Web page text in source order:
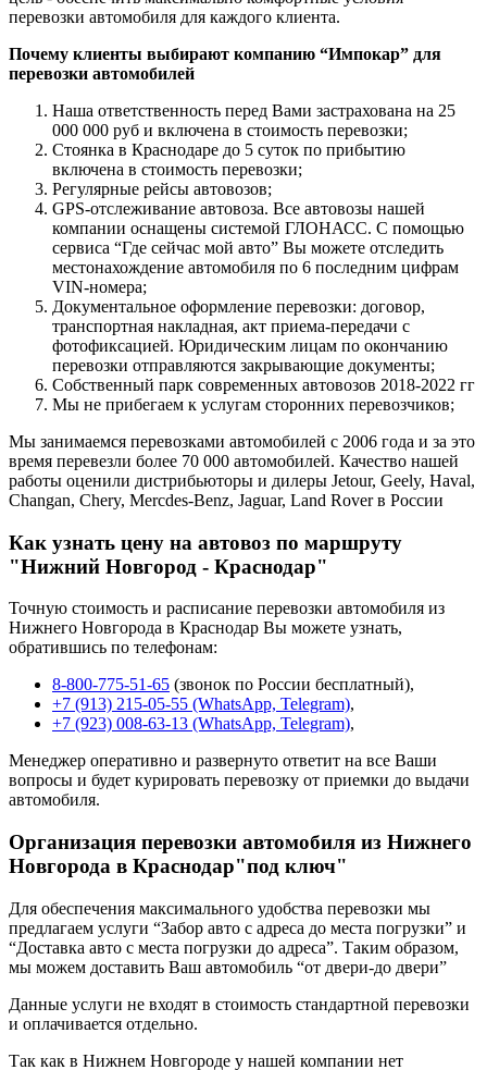
перевозки автомобиля для каждого клиента.
Почему клиенты выбирают компанию “Импокар” для
перевозки автомобилей
Наша ответственность перед Вами застрахована на 25
000 000 руб и включена в стоимость перевозки;
Стоянка в Краснодаре до 5 суток по прибытию
включена в стоимость перевозки;
Регулярные рейсы автовозов;
GPS-отслеживание автовоза. Все автовозы нашей
компании оснащены системой ГЛОНАСС. С помощью
сервиса “Где сейчас мой авто” Вы можете отследить
местонахождение автомобиля по 6 последним цифрам
VIN-номера;
Документальное оформление перевозки: договор,
транспортная накладная, акт приема-передачи с
фотофиксацией. Юридическим лицам по окончанию
перевозки отправляются закрывающие документы;
Собственный парк современных автовозов 2018-2022 гг
Мы не прибегаем к услугам сторонних перевозчиков;
Мы занимаемся перевозками автомобилей с 2006 года и за это
время перевезли более 70 000 автомобилей. Качество нашей
работы оценили дистрибьюторы и дилеры Jetour, Geely, Haval,
Changan, Chery, Mercdes-Benz, Jaguar, Land Rover в России
Как узнать цену на автовоз по маршруту
"Нижний Новгород - Краснодар"
Точную стоимость и расписание перевозки автомобиля из
Нижнего Новгорода в Краснодар Вы можете узнать,
обратившись по телефонам:
8-800-775-51-65 (звонок по России бесплатный),
+7 (913) 215-05-55 (WhatsApp, Telegram),
+7 (923) 008-63-13 (WhatsApp, Telegram),
Менеджер оперативно и развернуто ответит на все Ваши
вопросы и будет курировать перевозку от приемки до выдачи
автомобиля.
Организация перевозки автомобиля из Нижнего
Новгорода в Краснодар"под ключ"
Для обеспечения максимального удобства перевозки мы
предлагаем услуги “Забор авто с адреса до места погрузки” и
“Доставка авто с места погрузки до адреса”. Таким образом,
мы можем доставить Ваш автомобиль “от двери-до двери”
Данные услуги не входят в стоимость стандартной перевозки
и оплачивается отдельно.
Так как в Нижнем Новгороде у нашей компании нет